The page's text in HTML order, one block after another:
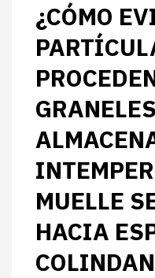
¿CÓMO
MUELLE
HACIA